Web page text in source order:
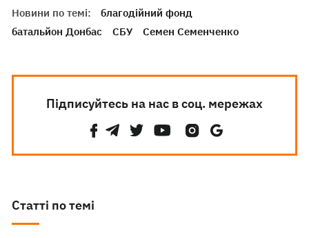
Новини по темі:
благодійний фонд
батальйон Донбас
СБУ Семен Семенченко
Підписуйтесь на нас в соц. мережах
Статті по темі